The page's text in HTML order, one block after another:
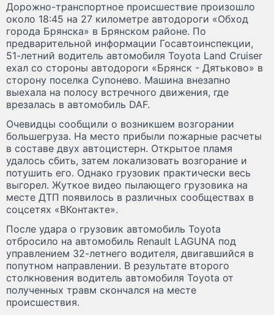
Дорожно-транспортное происшествие произошло
около 18:45 на 27 километре автодороги «Обход
города Брянска» в Брянском районе. По
предварительной информации Госавтоинспекции,
51-летний водитель автомобиля Toyota Land Cruiser
ехал со стороны автодороги «Брянск - Дятьково» в
сторону поселка Супонево. Машина внезапно
выехала на полосу встречного движения, где
врезалась в автомобиль DAF.
Очевидцы сообщили о возникшем возгорании
большегруза. На место прибыли пожарные расчеты
в составе двух автоцистерн. Открытое пламя
удалось сбить, затем локализовать возгорание и
потушить его. Однако грузовик практически весь
выгорел. Жуткое видео пылающего грузовика на
месте ДТП появилось в различных сообществах в
соцсетях «ВКонтакте».
После удара о грузовик автомобиль Toyota
отбросило на автомобиль Renault LAGUNA под
управлением 32-летнего водителя, двигавшийся в
попутном направлении. В результате второго
столкновения водитель автомобиля Toyota от
полученных травм скончался на месте
происшествия.